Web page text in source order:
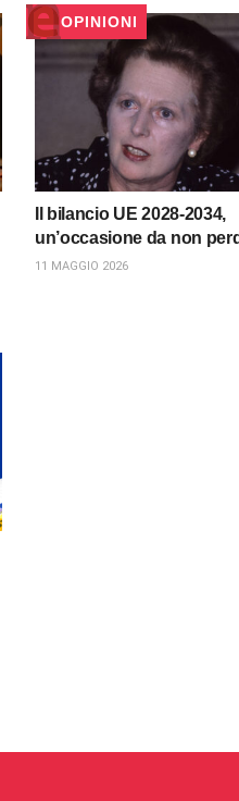
OPINIONI
Il bilancio UE 2028-2034,
un’occasione da non
11 MAGGIO 2026